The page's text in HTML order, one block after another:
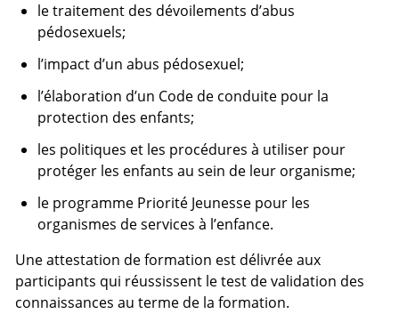
le traitement des dévoilements d’abus
pédosexuels;
l’impact d’un abus pédosexuel;
l’élaboration d’un Code de conduite pour la
protection des enfants;
les politiques et les procédures à utiliser pour
protéger les enfants au sein de leur organisme;
le programme Priorité Jeunesse pour les
organismes de services à l’enfance.
Une attestation de formation est délivrée aux
participants qui réussissent le test de validation des
connaissances au terme de la formation.